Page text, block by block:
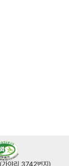
야리 3742번지)